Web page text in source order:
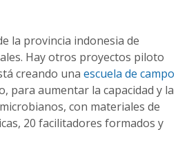
la provincia indonesia de
Hay otros proyectos piloto
creando una escuela de campo
para aumentar la capacidad y la
con materiales de
20 facilitadores formados y